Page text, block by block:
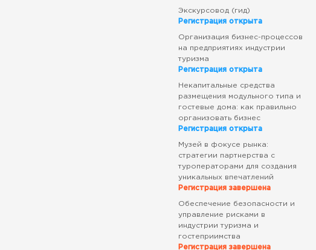
Экскурсовод (гид)
Регистрация открыта
Организация бизнес-процессов
на предприятиях индустрии
туризма
Регистрация открыта
Некапитальные средства
размещения модульного типа и
гостевые дома: как правильно
организовать бизнес
Регистрация открыта
Музей в фокусе рынка:
стратегии партнерства с
туроператорами для создания
уникальных впечатлений
Регистрация завершена
Обеспечение безопасности и
управление рисками в
индустрии туризма и
гостеприимства
Регистрация завершена